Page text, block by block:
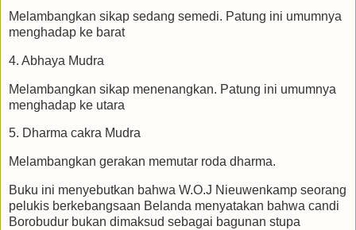
Melambangkan sikap sedang semedi. Patung ini umumnya
menghadap ke barat
4. Abhaya Mudra
Melambangkan sikap menenangkan. Patung ini umumnya
menghadap ke utara
5. Dharma cakra Mudra
Melambangkan gerakan memutar roda dharma.
Buku ini menyebutkan bahwa W.O.J Nieuwenkamp seorang
pelukis berkebangsaan Belanda menyatakan bahwa candi
Borobudur bukan dimaksud sebagai bagunan stupa